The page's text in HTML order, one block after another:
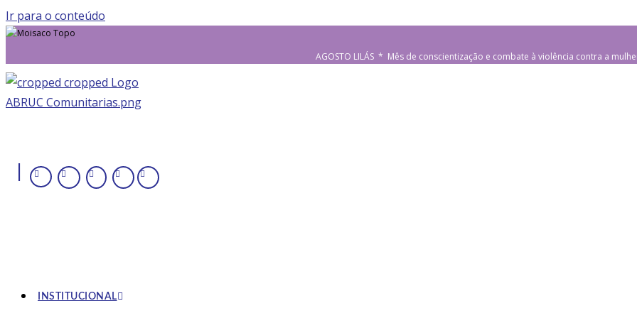
Ir para o conteúdo
AGOSTO LILÁS * Mês de conscientização e combate à violência contra a
|
INSTITUCIONAL